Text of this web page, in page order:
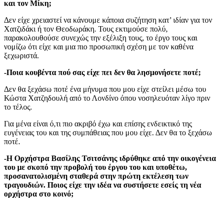
και τον Μίκη;
Δεν είχε χρειαστεί να κάνουμε κάποια συζήτηση κατ’ ιδίαν για τον
Χατζιδάκι ή τον Θεοδωράκη. Τους εκτιμούσε πολύ,
παρακολουθούσε συνεχώς την εξέλιξη τους, το έργο τους και
νομίζω ότι είχε και μια πιο προσωπική σχέση με τον καθένα
ξεχωριστά.
-Ποια κουβέντα πού σας είχε πει δεν θα λησμονήσετε ποτέ;
Δεν θα ξεχάσω ποτέ ένα μήνυμα που μου είχε στείλει μέσω του
Κώστα Χατζηδουλή από το Λονδίνο όπου νοσηλευόταν λίγο πριν
το τέλος.
Για μένα είναι ό,τι πιο ακριβό έχω και επίσης ενδεικτικό της
ευγένειας του και της συμπάθειας που μου είχε. Δεν θα το ξεχάσω
ποτέ.
-Η Ορχήστρα Βασίλης Τσιτσάνης ιδρύθηκε από την οικογένεια
του με σκοπό την προβολή του έργου του και υποθέτω,
προσανατολισμένη σταθερά στην πρώτη εκτέλεση των
τραγουδιών. Ποιος είχε την ιδέα να συστήσετε εσείς τη νέα
ορχήστρα στο κοινό;